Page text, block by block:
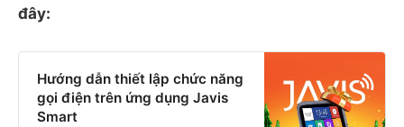
đây:
Hướng dẫn thiết lập chức năng
gọi điện trên ứng dụng Javis
Smart